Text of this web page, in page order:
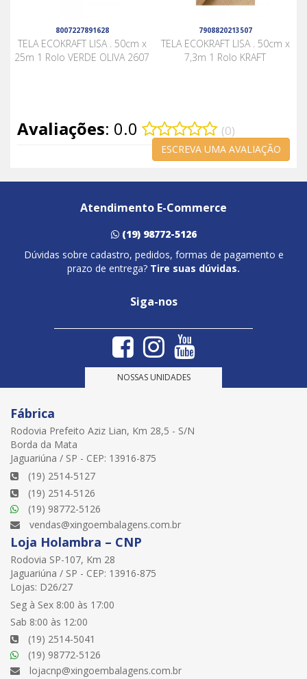
8007227891628
TELA ECOKRAFT LISA . 50cm x
25m 1 Rolo VERDE OLIVA 2607
7908820213507
TELA ECOKRAFT LISA . 50cm x
7,3m 1 Rolo KRAFT
Avaliações: 0.0 (0)
ESCREVA UMA AVALIAÇÃO
Atendimento E-Commerce
(19) 98772-5126
Dúvidas sobre cadastro, pedidos, formas de pagamento e
prazo de entrega? Tire suas dúvidas.
Siga-nos
NOSSAS UNIDADES
Fábrica
Rodovia Prefeito Aziz Lian, Km 28,5 - S/N
Borda da Mata
Jaguariúna / SP - CEP: 13916-875
(19) 2514-5127
(19) 2514-5126
(19) 98772-5126
vendas@xingoembalagens.com.br
Loja Holambra – CNP
Rodovia SP-107, Km 28
Jaguariúna / SP - CEP: 13916-875
Lojas: D26/27
Seg à Sex 8:00 às 17:00
Sab 8:00 às 12:00
(19) 2514-5041
(19) 98772-5126
lojacnp@xingoembalagens.com.br